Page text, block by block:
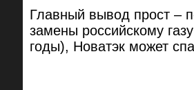
Главный вывод прост –
замены российскому
годы), Новатэк может